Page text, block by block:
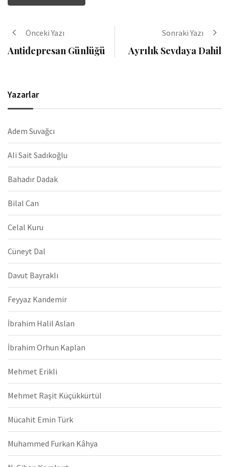
Önceki Yazı
Antidepresan Günlüğü
Sonraki Yazı
Ayrılık Sevdaya Dahil
Yazarlar
Adem Suvağcı
Ali Sait Sadıkoğlu
Bahadır Dadak
Bilal Can
Celal Kuru
Cüneyt Dal
Davut Bayraklı
Feyyaz Kandemir
İbrahim Halil Aslan
İbrahim Orhun Kaplan
Mehmet Erikli
Mehmet Raşit Küçükkürtül
Mücahit Emin Türk
Muhammed Furkan Kâhya